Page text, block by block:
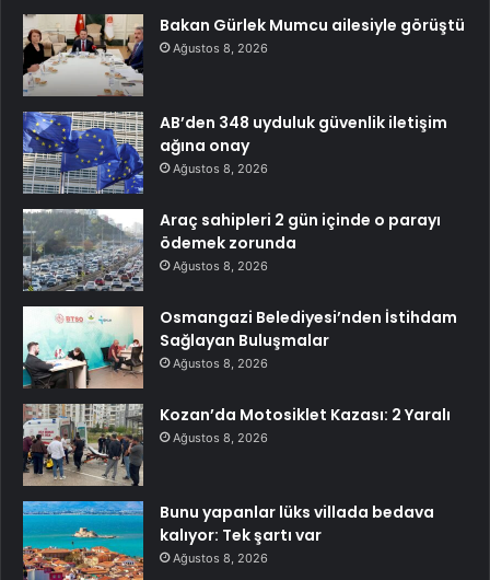
Bakan Gürlek Mumcu ailesiyle görüştü
Ağustos 8, 2026
AB’den 348 uyduluk güvenlik iletişim
ağına onay
Ağustos 8, 2026
Araç sahipleri 2 gün içinde o parayı
ödemek zorunda
Ağustos 8, 2026
Osmangazi Belediyesi’nden İstihdam
Sağlayan Buluşmalar
Ağustos 8, 2026
Kozan’da Motosiklet Kazası: 2 Yaralı
Ağustos 8, 2026
Bunu yapanlar lüks villada bedava
kalıyor: Tek şartı var
Ağustos 8, 2026